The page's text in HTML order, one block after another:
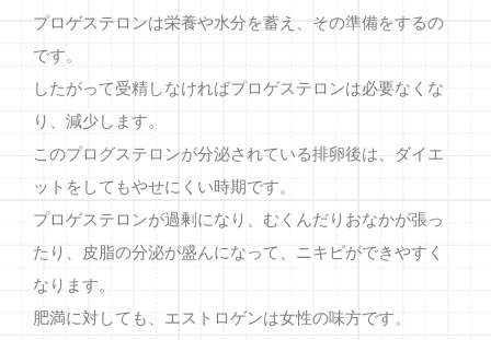
プロゲステロンは栄養や水分を蓄え、その準備をするの
です。
したがって受精しなければプロゲステロンは必要なくな
り、減少します。
このプログステロンが分泌されている排卵後は、ダイエ
ットをしてもやせにくい時期です。
プロゲステロンが過剰になり、むくんだりおなかが張っ
たり、皮脂の分泌が盛んになって、ニキピができやすく
なります。
肥満に対しても、エストロゲンは女性の味方です。